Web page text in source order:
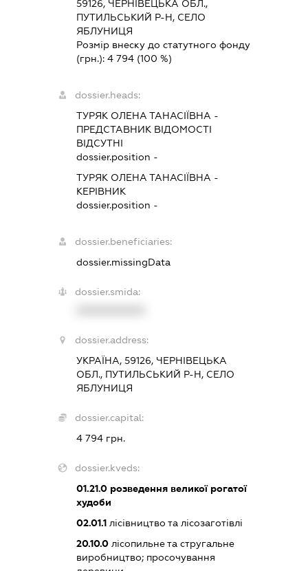
59126, ЧЕРНІВЕЦЬКА ОБЛ.,
ПУТИЛЬСЬКИЙ Р-Н, СЕЛО
ЯБЛУНИЦЯ
Розмір внеску до статутного фонду
(грн.): 4 794(100 %)
dossier.heads:
ТУРЯК ОЛЕНА ТАНАСІЇВНА -
ПРЕДСТАВНИК ВІДОМОСТІ
ВІДСУТНІ
dossier.position -
ТУРЯК ОЛЕНА ТАНАСІЇВНА -
КЕРІВНИК
dossier.position -
dossier.beneficiaries:
dossier.missingData
dossier.smida:
dossier.address:
УКРАЇНА, 59126, ЧЕРНІВЕЦЬКА
ОБЛ., ПУТИЛЬСЬКИЙ Р-Н, СЕЛО
ЯБЛУНИЦЯ
dossier.capital:
4 794 грн.
dossier.kveds:
01.21.0розведення великої рогатої
худоби
02.01.1лісівництво та лісозаготівлі
20.10.0лісопильне та стругальне
виробництво; просочування